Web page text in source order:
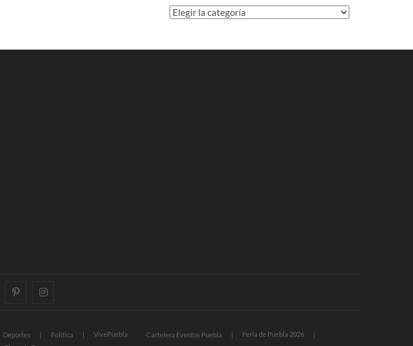
Categorías
pinterestinstagram
Deportes Política VivePuebla Cartelera Eventos Puebla
Feria de Puebla 2026